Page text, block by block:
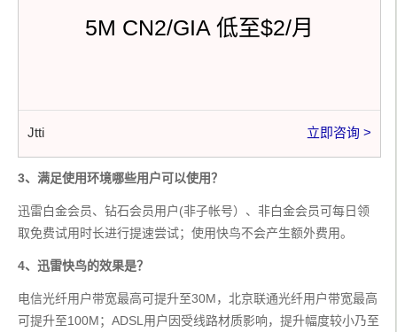
5M CN2/GIA 低至$2/月
Jtti 立即咨询 >
3、满足使用环境哪些用户可以使用？
迅雷白金会员、钻石会员用户(非子帐号）、非白金会员可每日领
取免费试用时长进行提速尝试；使用快鸟不会产生额外费用。
4、迅雷快鸟的效果是？
电信光纤用户带宽最高可提升至30M，北京联通光纤用户带宽最高
可提升至100M；ADSL用户因受线路材质影响，提升幅度较小乃至